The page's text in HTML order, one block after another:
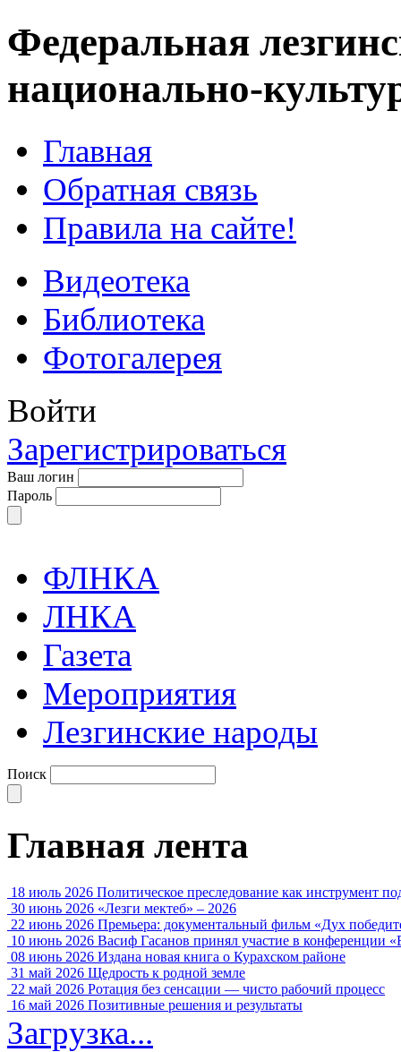
Федеральная
национально-
Главная
Обратная связь
Правила на сайте!
Видеотека
Библиотека
Фотогалерея
Войти
Зарегистрироваться
Ваш логин
Пароль
ФЛНКА
ЛНКА
Газета
Мероприятия
Лезгинские народы
Поиск
Главная лента
18 июль 2026 Политическое преследование как инструмент
30 июнь 2026 «Лезги мектеб» – 2026
22 июнь 2026 Премьера: документальный фильм «Дух
10 июнь 2026 Васиф Гасанов принял участие в конференции
08 июнь 2026 Издана новая книга о Курахском районе
31 май 2026 Щедрость к родной земле
22 май 2026 Ротация без сенсации — чисто рабочий процесс
16 май 2026 Позитивные решения и результаты
Загрузка...